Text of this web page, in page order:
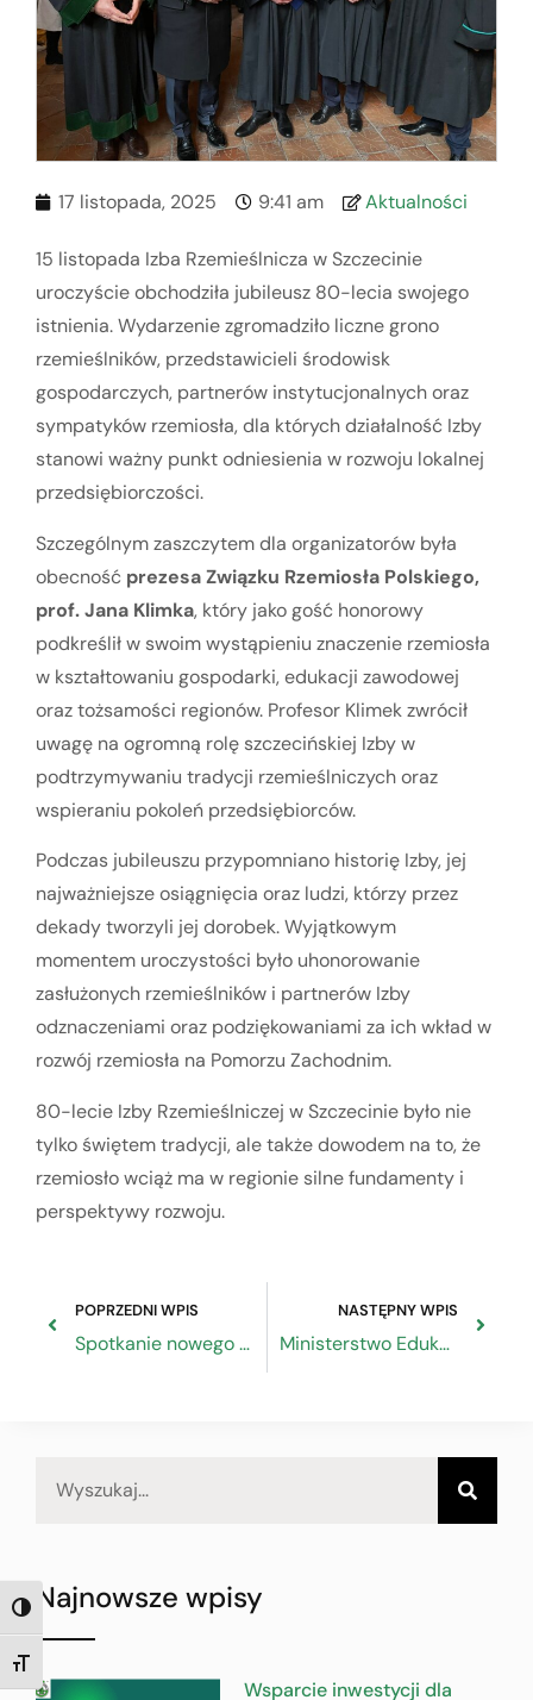
TOGGLE HIGH CONTRAST
TOGGLE FONT SIZE
17 listopada, 2025 9:41 am Aktualności
15 listopada Izba Rzemieślnicza w Szczecinie
uroczyście obchodziła jubileusz 80-lecia swojego
istnienia. Wydarzenie zgromadziło liczne grono
rzemieślników, przedstawicieli środowisk
gospodarczych, partnerów instytucjonalnych oraz
sympatyków rzemiosła, dla których działalność Izby
stanowi ważny punkt odniesienia w rozwoju lokalnej
przedsiębiorczości.
Szczególnym zaszczytem dla organizatorów była
obecność prezesa Związku Rzemiosła Polskiego,
prof. Jana Klimka, który jako gość honorowy
podkreślił w swoim wystąpieniu znaczenie rzemiosła
w kształtowaniu gospodarki, edukacji zawodowej
oraz tożsamości regionów. Profesor Klimek zwrócił
uwagę na ogromną rolę szczecińskiej Izby w
podtrzymywaniu tradycji rzemieślniczych oraz
wspieraniu pokoleń przedsiębiorców.
Podczas jubileuszu przypomniano historię Izby, jej
najważniejsze osiągnięcia oraz ludzi, którzy przez
dekady tworzyli jej dorobek. Wyjątkowym
momentem uroczystości było uhonorowanie
zasłużonych rzemieślników i partnerów Izby
odznaczeniami oraz podziękowaniami za ich wkład w
rozwój rzemiosła na Pomorzu Zachodnim.
80-lecie Izby Rzemieślniczej w Szczecinie było nie
tylko świętem tradycji, ale także dowodem na to, że
rzemiosło wciąż ma w regionie silne fundamenty i
perspektywy rozwoju.
POPRZEDNI WPIS
Spotkanie nowego Przewodniczącego RDS z zespołami roboczymi
NASTĘPNY WPIS
Ministerstwo Edukacji uwzględniło uwagi ZRP
Najnowsze wpisy
Wsparcie inwestycji dla